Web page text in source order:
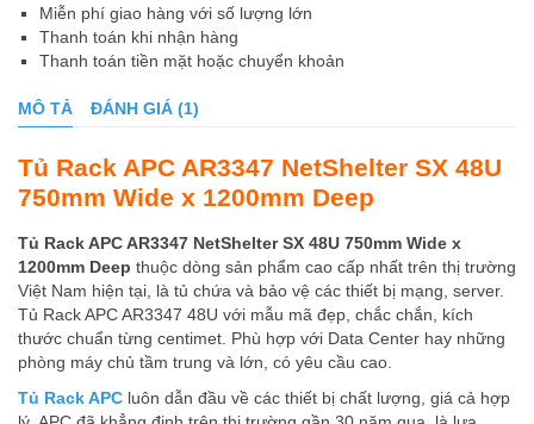
Miễn phí giao hàng với số lượng lớn
Thanh toán khi nhận hàng
Thanh toán tiền mặt hoặc chuyển khoản
MÔ TẢ ĐÁNH GIÁ (1)
Tủ Rack APC AR3347 NetShelter SX 48U
750mm Wide x 1200mm Deep
Tủ Rack APC AR3347 NetShelter SX 48U 750mm Wide x
1200mm Deep thuộc dòng sản phẩm cao cấp nhất trên thị trường
Việt Nam hiện tại, là tủ chứa và bảo vệ các thiết bị mạng, server.
Tủ Rack APC AR3347 48U với mẫu mã đẹp, chắc chắn, kích
thước chuẩn từng centimet. Phù hợp với Data Center hay những
phòng máy chủ tầm trung và lớn, có yêu cầu cao.
Tủ Rack APC luôn dẫn đầu về các thiết bị chất lượng, giá cả hợp